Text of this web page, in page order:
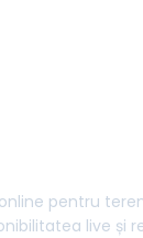
pentru
live și